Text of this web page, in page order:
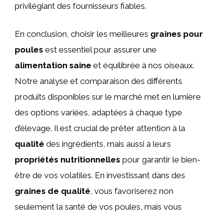
privilégiant des fournisseurs fiables.
En conclusion, choisir les meilleures graines pour
poules est essentiel pour assurer une
alimentation saine et équilibrée à nos oiseaux.
Notre analyse et comparaison des différents
produits disponibles sur le marché met en lumière
des options variées, adaptées à chaque type
d’élevage. Il est crucial de prêter attention à la
qualité des ingrédients, mais aussi à leurs
propriétés nutritionnelles pour garantir le bien-
être de vos volatiles. En investissant dans des
graines de qualité, vous favoriserez non
seulement la santé de vos poules, mais vous